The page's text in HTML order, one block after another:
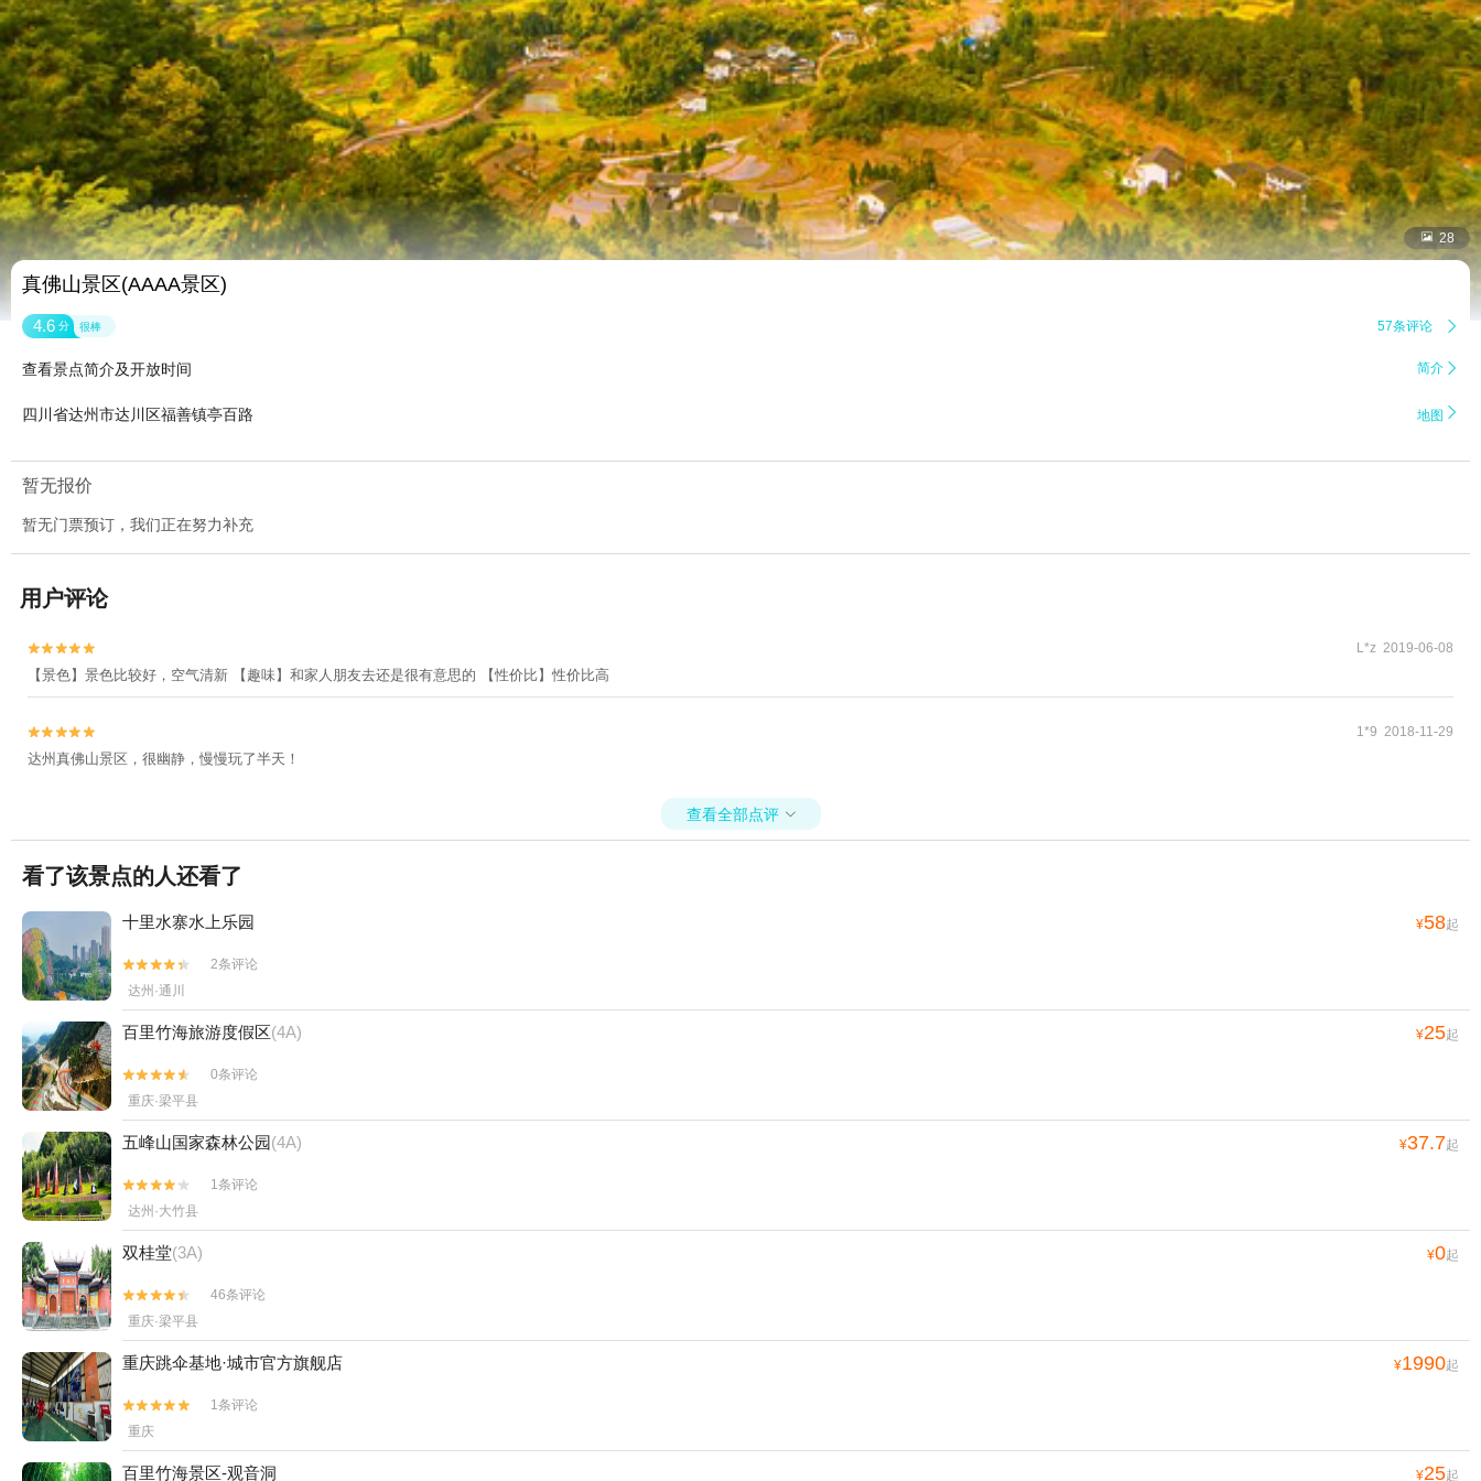
 28
真佛山景区(AAAA景区)
4.6 分 很棒 57条评论 
查看景点简介及开放时间 简介 
四川省达州市达川区福善镇亭百路 地图 
暂无报价
暂无门票预订，我们正在努力补充
用户评论

 L*z 2019-06-08
【景色】景色比较好，空气清新 【趣味】和家人朋友去还是很有意思的 【性价比】性价比高

 1*9 2018-11-29
达州真佛山景区，很幽静，慢慢玩了半天！
查看全部点评 
看了该景点的人还看了
十里水寨水上乐园 ¥58起


2条评论
达州·通川
百里竹海旅游度假区(4A) ¥25起


0条评论
重庆·梁平县
五峰山国家森林公园(4A) ¥37.7起


1条评论
达州·大竹县
双桂堂(3A) ¥0起


46条评论
重庆·梁平县
重庆跳伞基地·城市官方旗舰店 ¥1990起


1条评论
重庆
百里竹海景区-观音洞 ¥25起